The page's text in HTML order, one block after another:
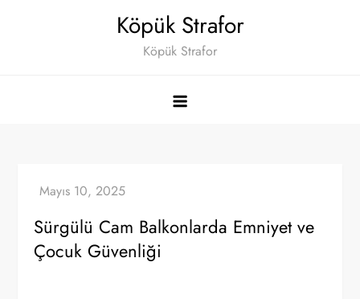
Köpük Strafor
Köpük Strafor
Sürgülü Cam Balkonlarda Emniyet ve
Çocuk Güvenliği